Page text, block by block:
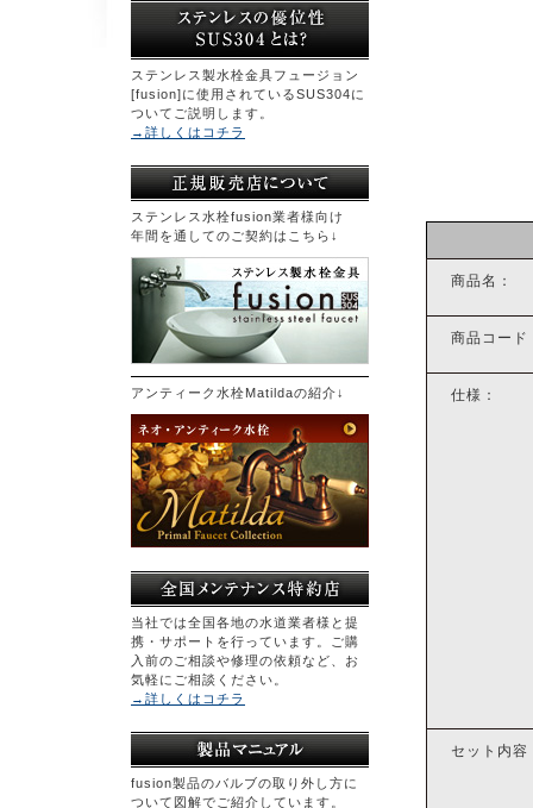
商品名：
商品コード
仕様：
セット内容
ステンレス製水栓金具フュージョン
[fusion]に使用されているSUS304に
ついてご説明します。
→詳しくはコチラ
ステンレス水栓fusion業者様向け
年間を通してのご契約はこちら↓
アンティーク水栓Matildaの紹介↓
当社では全国各地の水道業者様と提
携・サポートを行っています。ご購
入前のご相談や修理の依頼など、お
気軽にご相談ください。
→詳しくはコチラ
fusion製品のバルブの取り外し方に
ついて図解でご紹介しています。